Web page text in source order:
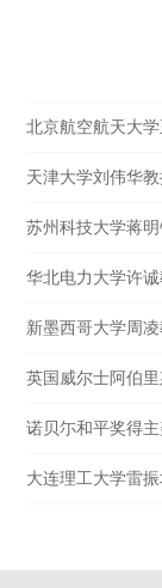
北京航空航天大
天津大学刘伟华
苏州科技大学蒋
华北电力大学许
新墨西哥大学周
英国威尔士阿伯
大连理工大学雷